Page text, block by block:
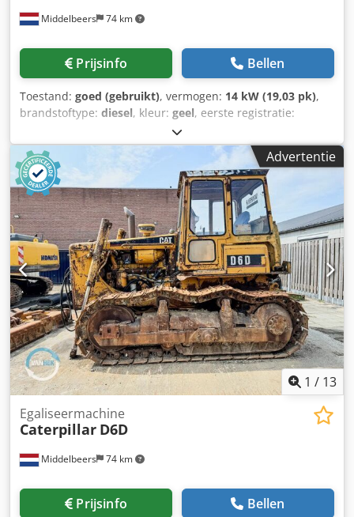
Middelbeers 74 km
Prijsinfo Bellen
Toestand: goed (gebruikt), vermogen: 14 kW (19,03 pk),
brandstoftype: diesel, kleur: geel, eerste registratie:
, bedrijfsturen:
2006 Aandrijving: Rups Aantal cilinders: 3 Leeggewicht:
1.720 kg Technische staat: goed Optische staat: goed Prijs:
Op aanvraag Serienummer: JBB00645 Neem contact op
met Ernst van Hek voor meer informatie. Dodpfxjw Hpqro
Aqrekr
Advertentie
1 / 13
Middelbeers 74 km
Egaliseermachine
Caterpillar D6D
Prijsinfo Bellen